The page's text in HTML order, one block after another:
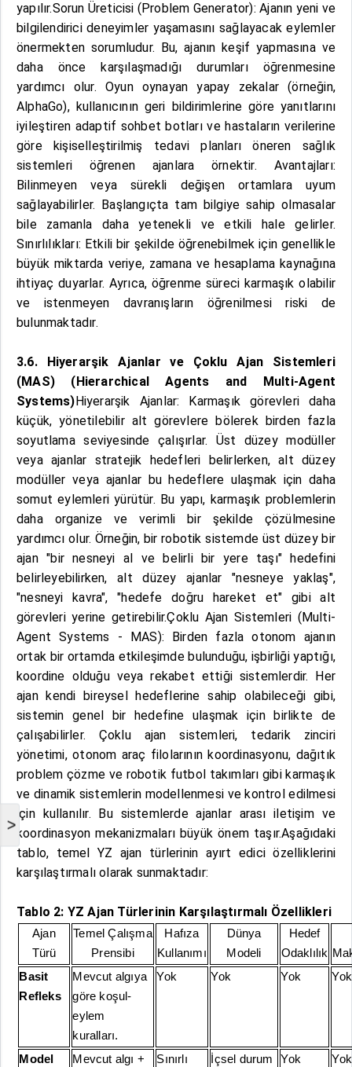
>
yapılır.Sorun Üreticisi (Problem Generator): Ajanın yeni ve
bilgilendirici deneyimler yaşamasını sağlayacak eylemler
önermekten sorumludur. Bu, ajanın keşif yapmasına ve
daha önce karşılaşmadığı durumları öğrenmesine
yardımcı olur. Oyun oynayan yapay zekalar (örneğin,
AlphaGo), kullanıcının geri bildirimlerine göre yanıtlarını
iyileştiren adaptif sohbet botları ve hastaların verilerine
göre kişiselleştirilmiş tedavi planları öneren sağlık
sistemleri öğrenen ajanlara örnektir. Avantajları:
Bilinmeyen veya sürekli değişen ortamlara uyum
sağlayabilirler. Başlangıçta tam bilgiye sahip olmasalar
bile zamanla daha yetenekli ve etkili hale gelirler.
Sınırlılıkları: Etkili bir şekilde öğrenebilmek için genellikle
büyük miktarda veriye, zamana ve hesaplama kaynağına
ihtiyaç duyarlar. Ayrıca, öğrenme süreci karmaşık olabilir
ve istenmeyen davranışların öğrenilmesi riski de
bulunmaktadır.
3.6. Hiyerarşik Ajanlar ve Çoklu Ajan Sistemleri
(MAS) (Hierarchical Agents and Multi-Agent
Systems)Hiyerarşik Ajanlar: Karmaşık görevleri daha
küçük, yönetilebilir alt görevlere bölerek birden fazla
soyutlama seviyesinde çalışırlar. Üst düzey modüller
veya ajanlar stratejik hedefleri belirlerken, alt düzey
modüller veya ajanlar bu hedeflere ulaşmak için daha
somut eylemleri yürütür. Bu yapı, karmaşık problemlerin
daha organize ve verimli bir şekilde çözülmesine
yardımcı olur. Örneğin, bir robotik sistemde üst düzey bir
ajan "bir nesneyi al ve belirli bir yere taşı" hedefini
belirleyebilirken, alt düzey ajanlar "nesneye yaklaş",
"nesneyi kavra", "hedefe doğru hareket et" gibi alt
görevleri yerine getirebilir.Çoklu Ajan Sistemleri (Multi-
Agent Systems - MAS): Birden fazla otonom ajanın
ortak bir ortamda etkileşimde bulunduğu, işbirliği yaptığı,
koordine olduğu veya rekabet ettiği sistemlerdir. Her
ajan kendi bireysel hedeflerine sahip olabileceği gibi,
sistemin genel bir hedefine ulaşmak için birlikte de
çalışabilirler. Çoklu ajan sistemleri, tedarik zinciri
yönetimi, otonom araç filolarının koordinasyonu, dağıtık
problem çözme ve robotik futbol takımları gibi karmaşık
ve dinamik sistemlerin modellenmesi ve kontrol edilmesi
için kullanılır. Bu sistemlerde ajanlar arası iletişim ve
koordinasyon mekanizmaları büyük önem taşır.Aşağıdaki
tablo, temel YZ ajan türlerinin ayırt edici özelliklerini
karşılaştırmalı olarak sunmaktadır:
Tablo 2: YZ Ajan Türlerinin Karşılaştırmalı Özellikleri
Ajan
Türü
Temel Çalışma
Prensibi
Hafıza
Kullanımı
Dünya
Modeli
Hedef
Odaklılık
Basit
Refleks
Mevcut algıya
göre koşul-
eylem
kuralları.
Yok Yok Yok Yok
Model
Mevcut algı +
Sınırlı
İçsel durum
Yok Yok